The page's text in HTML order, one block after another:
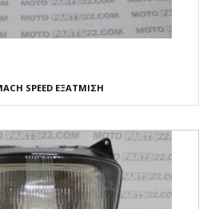
SPEED ΕΞΑΤΜΙΣΗ